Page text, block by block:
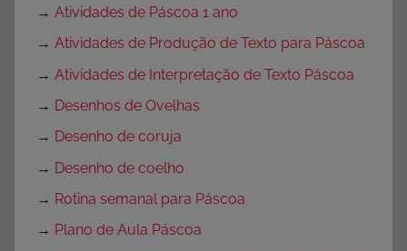
→ Atividades de Páscoa 1 ano
→ Atividades de Produção de Texto para Páscoa
→ Atividades de Interpretação de Texto Páscoa
→ Desenhos de Ovelhas
→ Desenho de coruja
→ Desenho de coelho
→ Rotina semanal para Páscoa
→ Plano de Aula Páscoa